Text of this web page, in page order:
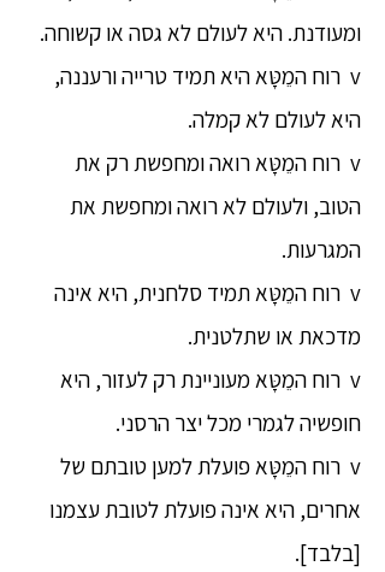
ומעודנת. היא לעולם לא גסה או קשוחה.
v רוח המֵטָּא היא תמיד טרייה ורעננה,
היא לעולם לא קמלה.
v רוח המֵטָּא רואה ומחפשת רק את
הטוב, ולעולם לא רואה ומחפשת את
המגרעות.
v רוח המֵטָּא תמיד סלחנית, היא אינה
מדכאת או שתלטנית.
v רוח המֵטָּא מעוניינת רק לעזור, היא
חופשיה לגמרי מכל יצר הרסני.
v רוח המֵטָּא פועלת למען טובתם של
אחרים, היא אינה פועלת לטובת עצמנו
[בלבד].